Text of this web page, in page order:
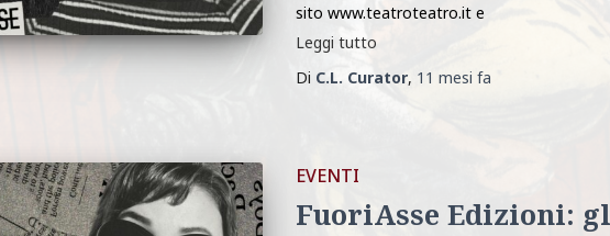
sito www.teatroteatro.it e
Leggi tutto
Di C.L. Curator, 11 mesi fa
EVENTI
FuoriAsse Edizioni: